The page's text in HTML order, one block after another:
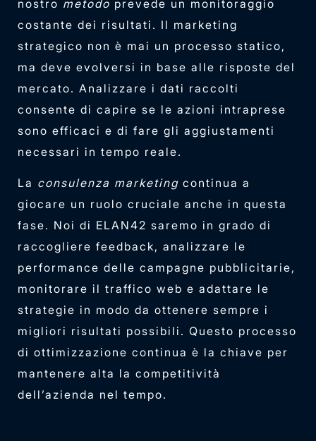
nostro metodo prevede un monitoraggio
costante dei risultati. Il marketing
strategico non è mai un processo statico,
ma deve evolversi in base alle risposte del
mercato. Analizzare i dati raccolti
consente di capire se le azioni intraprese
sono efficaci e di fare gli aggiustamenti
necessari in tempo reale.
La consulenza marketing continua a
giocare un ruolo cruciale anche in questa
fase. Noi di ELAN42 saremo in grado di
raccogliere feedback, analizzare le
performance delle campagne pubblicitarie,
monitorare il traffico web e adattare le
strategie in modo da ottenere sempre i
migliori risultati possibili. Questo processo
di ottimizzazione continua è la chiave per
mantenere alta la competitività
dell’azienda nel tempo.